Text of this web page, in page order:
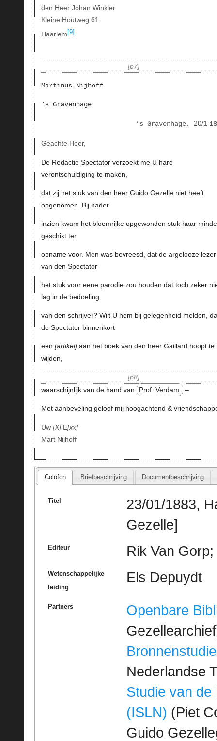
den Heer Johan Winkler
Kleine Houtweg 61
Haarlem [9]
p7
Martinus Nijhoff
’s Gravenhage
’s Gravenhage, 20/1
Geachte Heer,
De Redactie Spectator verzoekt me U hare
verontschuldiging te maken,
dat zij het stuk van den heer Guido Gezelle niet heeft
opgenomen. Bij nader
inzien kwam het bloemrijke opgewonden stuk haar
geschikt ter
opname voor. Men was bevreesd, dat de argelooze lezer
van den Spectator
het stuk voor eene parodie zou houden dat toch zeker
lag in de bedoeling
van den schrijver? Wilt U hem bij gelegenheid melden,
de Spectator binnenkort
een artikel aan het boek van den heer Gaillard hoopt te
wijden,
p8
waarschijnlijk van de hand van
Prof. Verdam. –
Met aanbeveling geloof mij hoogachtend &
Uw X E xx
Mart Nijhoff
Colofon Briefbeschrijving Documentbeschrijving
Titel
23/01/1883,
Gezelle]
Editeur Rik Van
Wetenschappelijke
leiding
Els Depuydt
Partners
Openbare
Bronnenstudie
Nederlandse
Studie van de
(ISLN) (Piet
Guido